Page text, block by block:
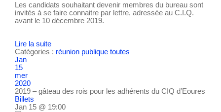
Les candidats souhaitant devenir membres du bureau sont
invités à se faire connaitre par lettre, adressée au C.I.Q.
avant le 10 décembre 2019.
Lire la suite
Catégories : réunion publique toutes
Jan
15
mer
2020
2019 – gâteau des rois pour les adhérents du CIQ d’Eoures
Billets
Jan 15 @ 19:00